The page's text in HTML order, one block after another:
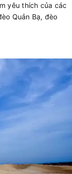
yêu thích của các
Quản Bạ, đèo